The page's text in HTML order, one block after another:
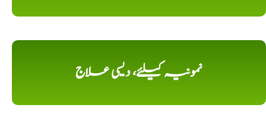
نمونیہ کیلئے، دیسی علاج